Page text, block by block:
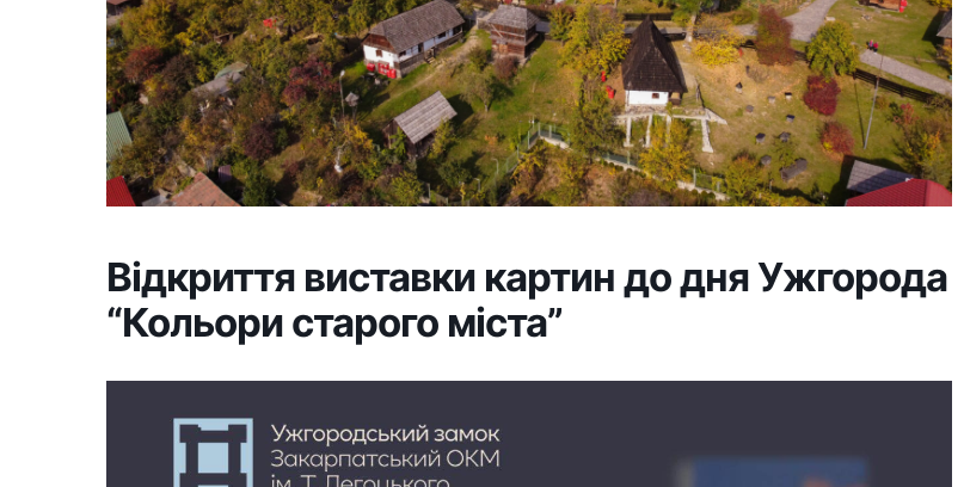
Відкриття виставки картин до дня Ужгорода
“Кольори старого міста”